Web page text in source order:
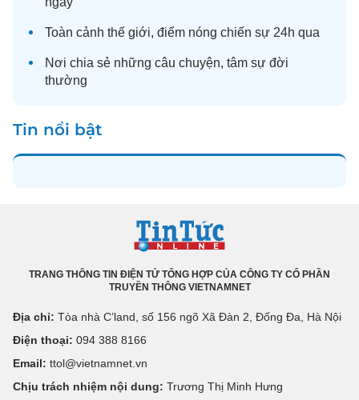
Toàn cảnh thế giới, điểm nóng chiến sự 24h qua
Nơi chia sẻ những câu chuyện, tâm sự đời
thường
Tin nổi bật
TRANG THÔNG TIN ĐIỆN TỬ TỔNG HỢP CỦA CÔNG TY CỔ PHẦN
TRUYỀN THÔNG VIETNAMNET
Địa chỉ: Tòa nhà C’land, số 156 ngõ Xã Đàn 2, Đống Đa, Hà Nội
Điện thoại: 094 388 8166
Email: ttol@vietnamnet.vn
Chịu trách nhiệm nội dung: Trương Thị Minh Hưng